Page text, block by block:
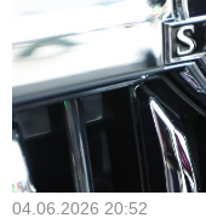
04.06.2026 20:52